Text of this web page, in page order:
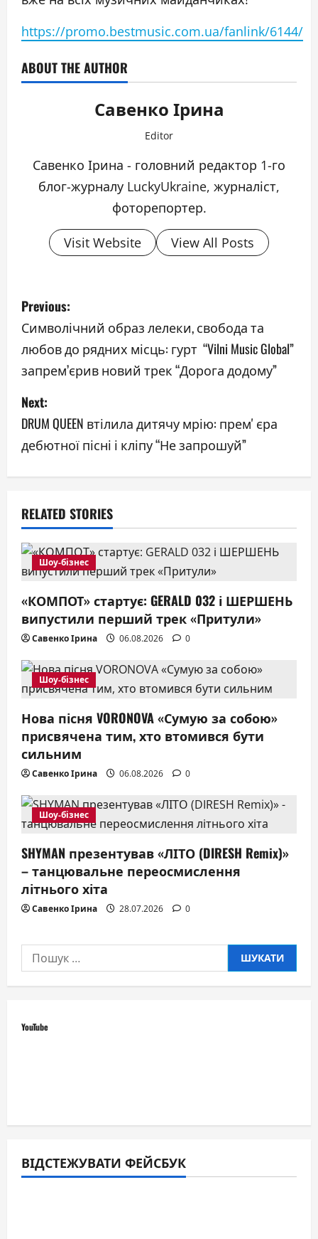
https://promo.bestmusic.com.ua/fanlink/6144/
ABOUT THE AUTHOR
Савенко Ірина
Editor
Савенко Ірина - головний редактор 1-го
блог-журналу LuckyUkraine, журналіст,
фоторепортер.
Visit Website View All Posts
P
o
s
n
a
v
i
g
a
t
i
o
n
Previous:
Символічний образ лелеки, свобода та
любов до рядних місць: гурт “Vilni Music Global”
запрем’єрив новий трек “Дорога додому”
Next:
DRUM QUEEN втілила дитячу мрію: премʼєра
дебютної пісні і кліпу “Не запрошуй”
RELATED STORIES
Шоу-бізнес
«КОМПОТ» стартує: GERALD 032 і ШЕРШЕНЬ
випустили перший трек «Притули»
Савенко Ірина 06.08.2026 0
Шоу-бізнес
Нова пісня VORONOVA «Сумую за собою»
присвячена тим, хто втомився бути
сильним
Савенко Ірина 06.08.2026 0
Шоу-бізнес
SHYMAN презентував «ЛІТО (DIRESH Remix)»
– танцювальне переосмислення
літнього хіта
Савенко Ірина 28.07.2026 0
Пошук:
YouTube
ВІДСТЕЖУВАТИ ФЕЙСБУК